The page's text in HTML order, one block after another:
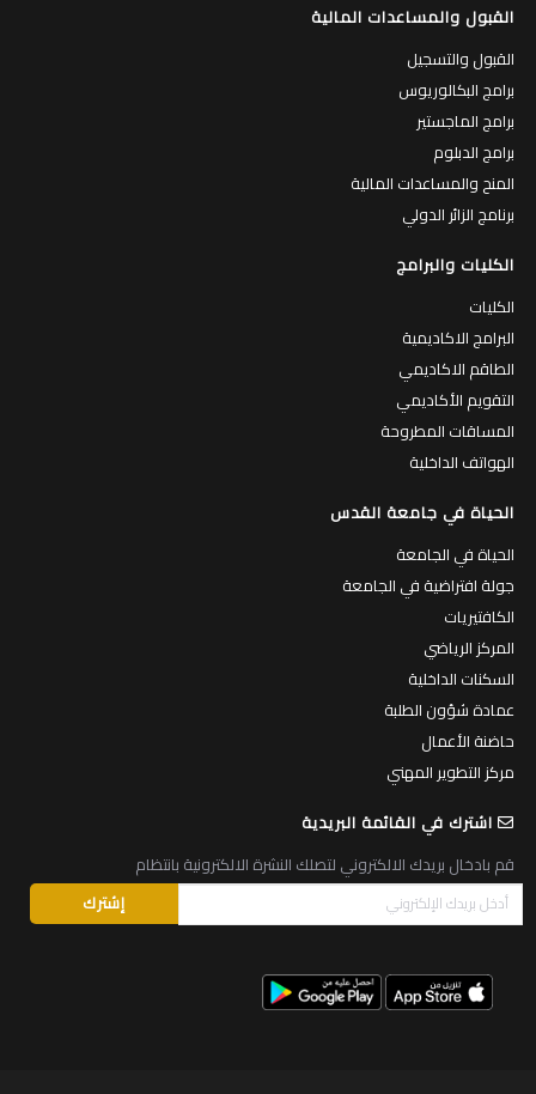
القبول والمساعدات المالية
القبول والتسجيل
برامج البكالوريوس
برامج الماجستير
برامج الدبلوم
المنح والمساعدات المالية
برنامج الزائر الدولي
الكليات والبرامج
الكليات
البرامج الاكاديمية
الطاقم الاكاديمي
التقويم الأكاديمي
المساقات المطروحة
الهواتف الداخلية
الحياة في جامعة القدس
الحياة في الجامعة
جولة افتراضية في الجامعة
الكافتيريات
المركز الرياضي
السكنات الداخلية
عمادة شؤون الطلبة
حاضنة الأعمال
مركز التطوير المهني
اشترك في القائمة البريدية
قم بادخال بريدك الالكتروني لتصلك النشرة الالكترونية بانتظام